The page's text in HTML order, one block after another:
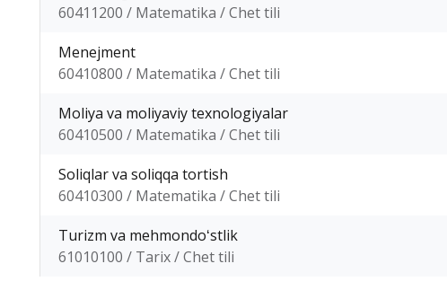
60411200 / Matematika / Chet tili
Menejment
60410800 / Matematika / Chet tili
Moliya va moliyaviy texnologiyalar
60410500 / Matematika / Chet tili
Soliqlar va soliqqa tortish
60410300 / Matematika / Chet tili
Turizm va mehmondoʻstlik
61010100 / Tarix / Chet tili